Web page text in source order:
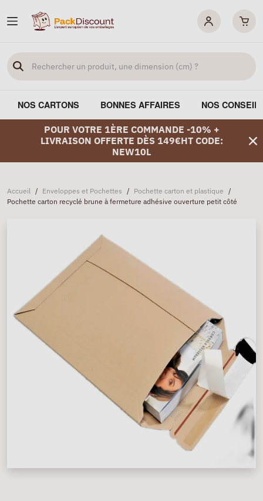
NOS CARTONS BONNES AFFAIRES NOS
POUR VOTRE 1ÈRE COMMANDE -10% +
LIVRAISON OFFERTE DÈS 149€HT CODE:
NEW10L
Accueil / Enveloppes et Pochettes / Pochette carton et plastique /
Pochette carton recyclé brune à fermeture adhésive ouverture petit côté